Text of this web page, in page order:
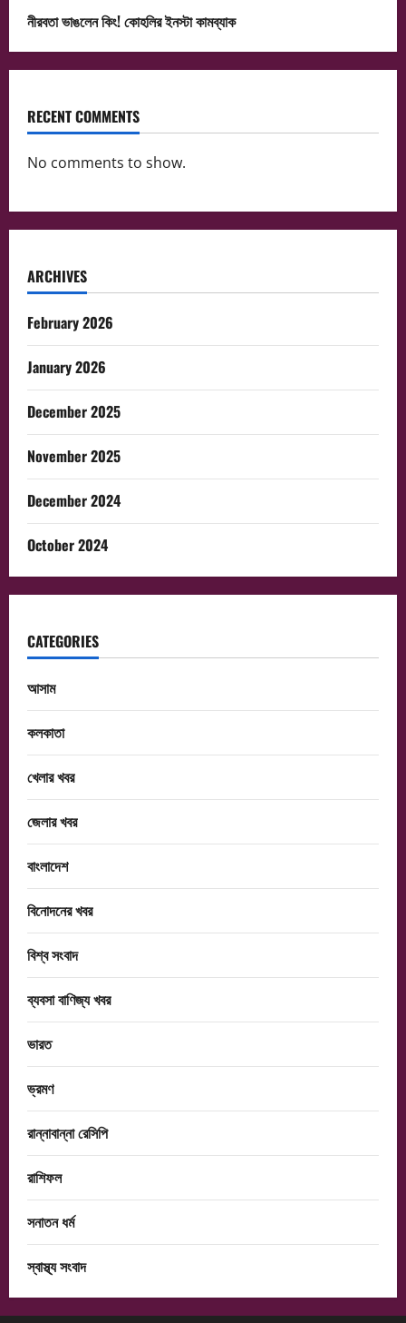
নীরবতা ভাঙলেন কিং! কোহলির ইনস্টা কামব্যাক
RECENT COMMENTS
No comments to show.
ARCHIVES
February 2026
January 2026
December 2025
November 2025
December 2024
October 2024
CATEGORIES
আসাম
কলকাতা
খেলার খবর
জেলার খবর
বাংলাদেশ
বিনোদনের খবর
বিশ্ব সংবাদ
ব্যবসা বাণিজ্য খবর
ভারত
ভ্রমণ
রান্নাবান্না রেসিপি
রাশিফল
সনাতন ধর্ম
স্বাস্থ্য সংবাদ